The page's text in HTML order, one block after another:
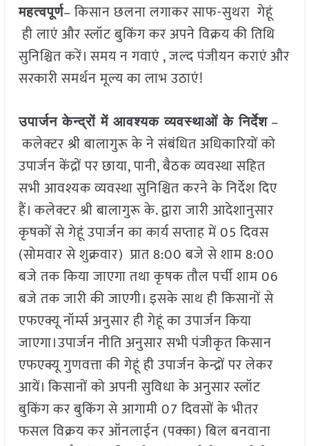
महत्वपूर्ण– किसान छलना लगाकर साफ-सुथरा गेहूं
ही लाएं और स्लॉट बुकिंग कर अपने विक्रय की तिथि
सुनिश्चित करें। समय न गवाएं , जल्द पंजीयन कराएं और
सरकारी समर्थन मूल्य का लाभ उठाएं!
उपार्जन केन्द्रों में आवश्यक व्यवस्थाओं के निर्देश–
कलेक्टर श्री बालागुरू के ने संबंधित अधिकारियों को
उपार्जन केंद्रों पर छाया, पानी, बैठक व्यवस्था सहित
सभी आवश्यक व्यवस्था सुनिश्चित करने के निर्देश दिए
हैं। कलेक्टर श्री बालागुरू के. द्वारा जारी आदेशानुसार
कृषकों से गेहूं उपार्जन का कार्य सप्ताह में 05 दिवस
(सोमवार से शुक्रवार) प्रात 8:00 बजे से शाम 8:00
बजे तक किया जाएगा तथा कृषक तौल पर्ची शाम 06
बजे तक जारी की जाएगी। इसके साथ ही किसानों से
एफएक्यू नॉर्म्स अनुसार ही गेहूं का उपार्जन किया
जाएगा।उपार्जन नीति अनुसार सभी पंजीकृत किसान
एफएक्यू गुणवत्ता की गेहूं ही उपार्जन केन्द्रों पर लेकर
आयें। किसानों को अपनी सुविधा के अनुसार स्लॉट
बुकिंग कर बुकिंग से आगामी 07 दिवसों के भीतर
फसल विक्रय कर ऑनलाईन (पक्का) बिल बनवाना